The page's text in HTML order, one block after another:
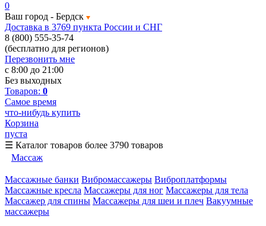
0
Ваш город - Бердск
Доставка в 3769 пункта России и СНГ
8 (800) 555-35-74
(бесплатно для регионов)
Перезвонить мне
с 8:00 до 21:00
Без выходных
Товаров: 0
Самое время
что-нибудь купить
Корзина
пуста
☰ Каталог товаров более 3790 товаров
Массаж
Массажные банки Вибромассажеры Виброплатформы
Массажные кресла Массажеры для ног Массажеры для тела
Массажер для спины Массажеры для шеи и плеч Вакуумные
массажеры